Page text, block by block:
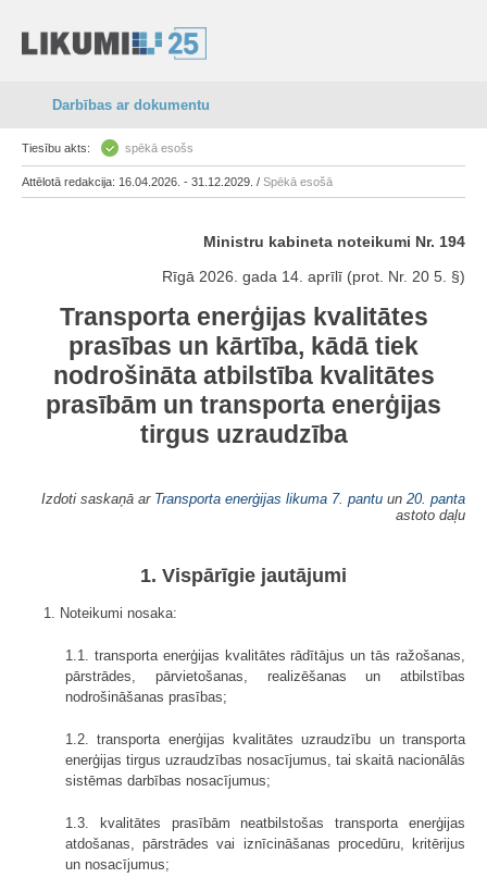
Darbības ar dokumentu
Tiesību akts: spēkā esošs
Attēlotā redakcija: 16.04.2026. - 31.12.2029. / Spēkā esošā
Ministru kabineta noteikumi Nr. 194
Rīgā 2026. gada 14. aprīlī (prot. Nr. 20 5. §)
Transporta enerģijas kvalitātes
prasības un kārtība, kādā tiek
nodrošināta atbilstība kvalitātes
prasībām un transporta enerģijas
tirgus uzraudzība
Izdoti saskaņā ar Transporta enerģijas likuma 7. pantu un 20. panta
astoto daļu
1. Vispārīgie jautājumi
1. Noteikumi nosaka:
1.1. transporta enerģijas kvalitātes rādītājus un tās ražošanas,
pārstrādes, pārvietošanas, realizēšanas un atbilstības
nodrošināšanas prasības;
1.2. transporta enerģijas kvalitātes uzraudzību un transporta
enerģijas tirgus uzraudzības nosacījumus, tai skaitā nacionālās
sistēmas darbības nosacījumus;
1.3. kvalitātes prasībām neatbilstošas transporta enerģijas
atdošanas, pārstrādes vai iznīcināšanas procedūru, kritērijus
un nosacījumus;